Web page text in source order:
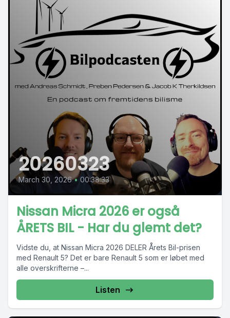
20260323
March 30, 2026 • 00:38:33
Nissan Micra 2026 er også
ÅRETS BIL - Har du glemt det?
Vidste du, at Nissan Micra 2026 DELER Årets Bil-prisen
med Renault 5? Det er bare Renault 5 som er løbet med
alle overskrifterne –...
Listen